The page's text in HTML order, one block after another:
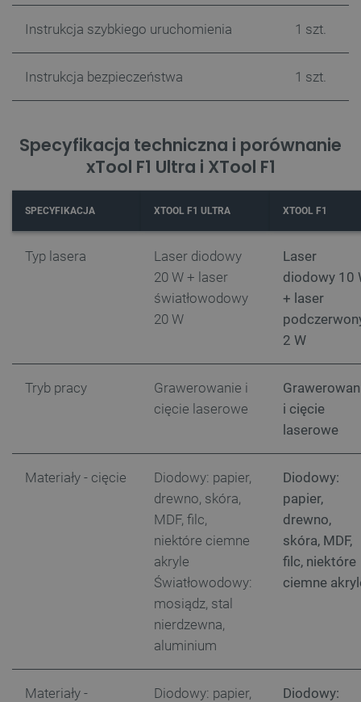
Instrukcja szybkiego uruchomienia 1 szt.
Instrukcja bezpieczeństwa 1 szt.
Specyfikacja techniczna i porównanie
xTool F1 Ultra i XTool F1
SPECYFIKACJA XTOOL F1 ULTRA XTOOL F1
Typ lasera
Laser diodowy
20 W + laser
światłowodowy
20 W
Laser
diodowy 10
+ laser
2 W
Tryb pracy
Grawerowanie i
cięcie laserowe
i cięcie
laserowe
Materiały - cięcie
Diodowy: papier,
drewno, skóra,
MDF, filc,
niektóre ciemne
akryle
Światłowodowy:
mosiądz, stal
nierdzewna,
aluminium
Diodowy:
papier,
drewno,
skóra, MDF,
filc, niektóre
ciemne
Materiały -
Diodowy: papier,
Diodowy:
isListDisplay botland.com.pl
CookieScriptConsent
CookieScript
botland.com.pl